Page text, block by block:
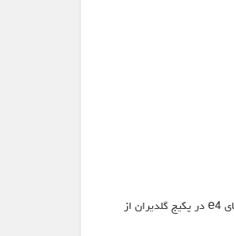
در میان تمام این ارورها، درخواست برای رفع ارور e3 در پکیج گلدیران، تعمیر قطعات پکیج گلدیران، رفع ارور e1 در پکیج گلدیران، رفع خطای e2 در پکیج گلدیران و رفع خطای e4 در پکیج گلدیران از